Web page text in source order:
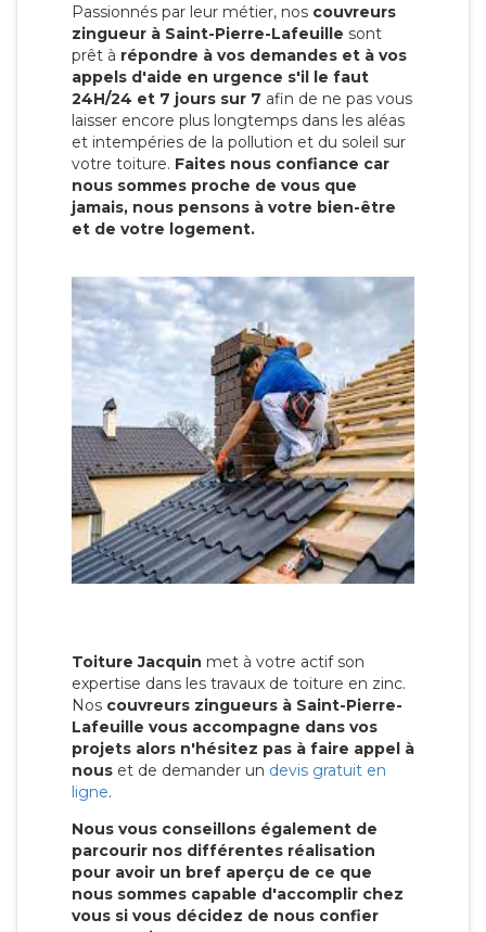
Passionnés par leur métier, nos couvreurs
zingueur à Saint-Pierre-Lafeuille sont
prêt à répondre à vos demandes et à vos
appels d'aide en urgence s'il le faut
24H/24 et 7 jours sur 7 afin de ne pas vous
laisser encore plus longtemps dans les aléas
et intempéries de la pollution et du soleil sur
votre toiture. Faites nous confiance car
nous sommes proche de vous que
jamais, nous pensons à votre bien-être
et de votre logement.
Toiture Jacquin met à votre actif son
expertise dans les travaux de toiture en zinc.
Nos couvreurs zingueurs à Saint-Pierre-
Lafeuille vous accompagne dans vos
projets alors n'hésitez pas à faire appel à
nous et de demander un devis gratuit en
ligne.
Nous vous conseillons également de
parcourir nos différentes réalisation
pour avoir un bref aperçu de ce que
nous sommes capable d'accomplir chez
vous si vous décidez de nous confier